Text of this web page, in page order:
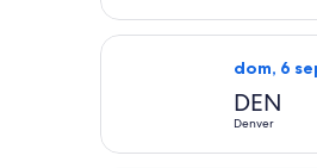
dom, 6
DEN
Denver